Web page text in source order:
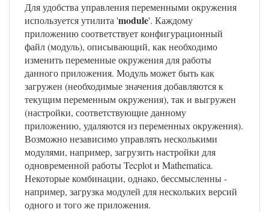
Для удобства управления переменными окружения
используется утилита 'module'. Каждому
приложению соответствует конфигурационный
файл (модуль), описывающий, как необходимо
изменить переменные окружения для работы
данного приложения. Модуль может быть как
загружен (необходимые значения добавляются к
текущим переменным окружения), так и выгружен
(настройки, соответствующие данному
приложению, удаляются из переменных окружения).
Возможно независимо управлять несколькими
модулями, например, загрузить настройки для
одновременной работы Tecplot и Mathematica.
Некоторые комбинации, однако, бессмысленны -
например, загрузка модулей для нескольких версий
одного и того же приложения.